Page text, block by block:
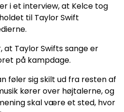
i et interview, at Kelce tog
til Taylor Swift
Taylor Swifts sange er
på kampdage.
føler sig skilt ud fra resten af
kører over højtalerne, og
skal være et sted, hvor